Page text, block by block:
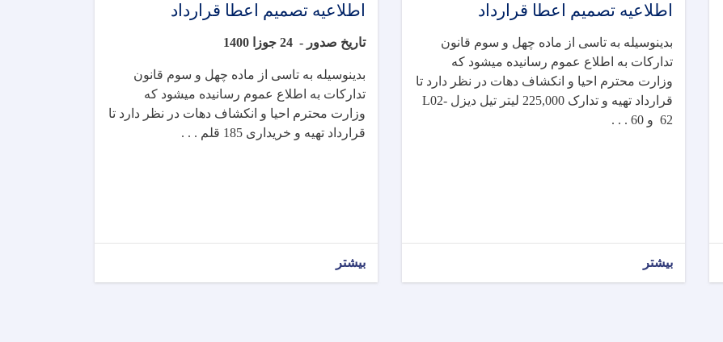
اطلاعیه تصمیم اعطا قرارداد
بدینوسیله به تاسی از ماده چهل و سوم قانون
تدارکات به اطلاع عموم رسانیده میشود که
وزارت محترم احیا و انکشاف دهات در نظر دارد تا
قرارداد تهیه و تدارک 225,000 لیتر تیل دیزل
L02-
62 و 60 . . .
بیشتر
اطلاعیه تصمیم اعطا قرارداد
تاریخ صدور - 24 جوزا 1400
بدینوسیله به تاسی از ماده چهل و سوم قانون
تدارکات به اطلاع عموم رسانیده میشود که
وزارت محترم احیا و انکشاف دهات در نظر دارد تا
قرارداد تهیه و خریداری 185 قلم . . .
بیشتر